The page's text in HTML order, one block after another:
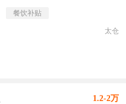
餐饮补贴
太仓
1.2-2万